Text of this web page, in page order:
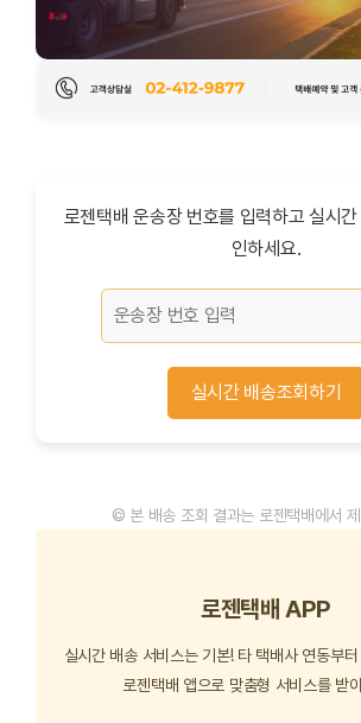
로젠택배 운송장 번호를 입력하고 실시
인하세요.
실시간 배송조회하기
© 본 배송 조회 결과는 로젠택배에서
로젠택배 APP
실시간 배송 서비스는 기본! 타 택배사 연동부
로젠택배 앱으로 맞춤형 서비스를 받